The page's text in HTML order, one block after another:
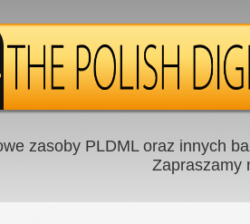
zasoby PLDML oraz innych
Zapraszamy